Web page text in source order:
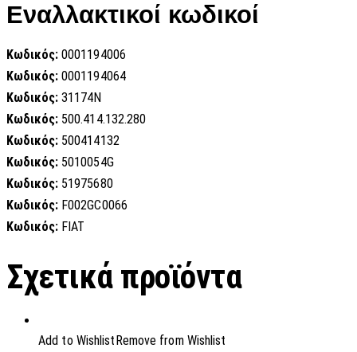
Εναλλακτικοί κωδικοί
Κωδικός: 0001194006
Κωδικός: 0001194064
Κωδικός: 31174N
Κωδικός: 500.414.132.280
Κωδικός: 500414132
Κωδικός: 5010054G
Κωδικός: 51975680
Κωδικός: F002GC0066
Κωδικός: FIAT
Σχετικά προϊόντα
Add to Wishlist Remove from Wishlist